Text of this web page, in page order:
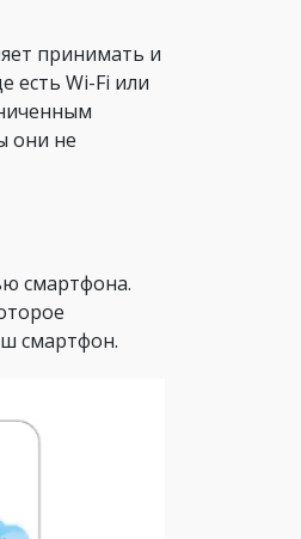
принимать и
есть Wi-Fi или
они не
смартфона.
смартфон.